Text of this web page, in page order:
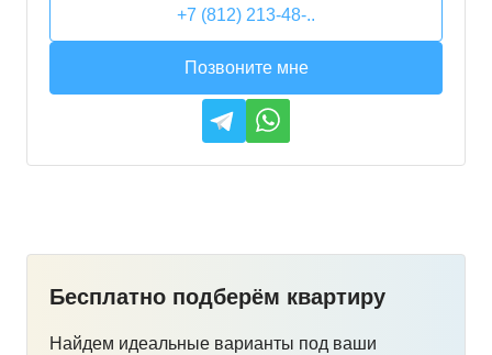
+7 (812) 213-48-..
Позвоните мне
Бесплатно подберём квартиру
Найдем идеальные варианты под ваши